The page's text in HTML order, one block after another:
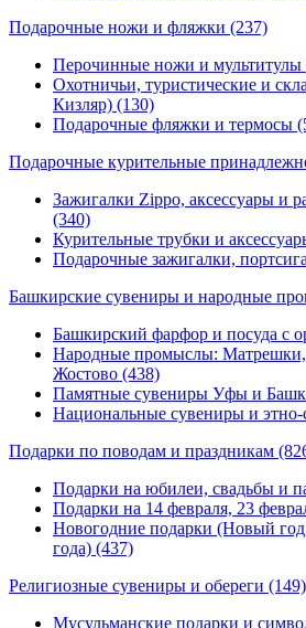
Подарочные ножи и фляжки (237)
Перочинные ножи и мультитулы
Охотничьи, туристические и
Кизляр) (130)
Подарочные фляжки и термосы
Подарочные курительные
Зажигалки Zippo, аксессуары и
(340)
Курительные трубки и
Подарочные зажигалки,
Башкирские сувениры и народные
Башкирский фарфор и посуда с
Народные промыслы:
Жостово (438)
Памятные сувениры Уфы и
Национальные сувениры и этно-
Подарки по поводам и праздникам
Подарки на юбилеи, свадьбы и
Подарки на 14 февраля, 23
Новогодние подарки (Новый
года) (437)
Религиозные сувениры и обереги (149)
Мусульманские подарки и